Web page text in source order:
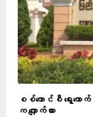
စစ်ကောင်စီ ရွေးကေ
က လျှောက်ထား